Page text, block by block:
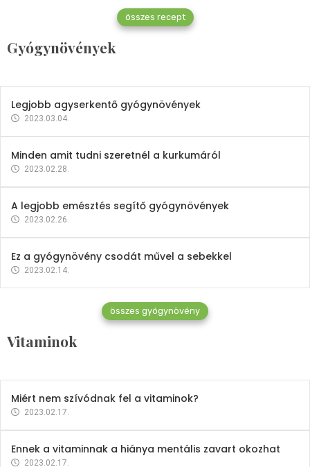
összes recept
Gyógynövények
Mindent a petrezselyemről
2023.12.21.
Legjobb agyserkentő gyógynövények
2023.03.04.
Minden amit tudni szeretnél a kurkumáról
2023.02.28.
A legjobb emésztés segítő gyógynövények
2023.02.26.
Ez a gyógynövény csodát művel a sebekkel
2023.02.14.
összes gyógynövény
Vitaminok
Vitaminok
Mindent a B-12 vitaminról
2023.02.27.
Miért nem szívódnak fel a vitaminok?
2023.02.17.
Ennek a vitaminnak a hiánya mentális zavart okozhat
2023.02.17.